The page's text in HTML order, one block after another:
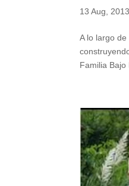
13 Aug, 2013
A lo largo
Familia Bajo